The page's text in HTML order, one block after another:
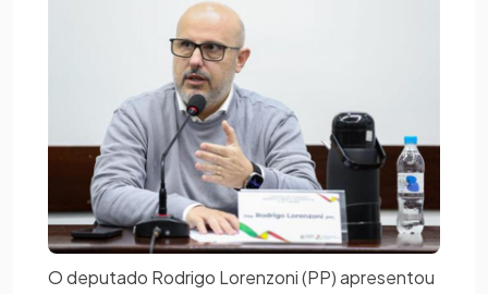
O deputado Rodrigo Lorenzoni (PP) apresentou